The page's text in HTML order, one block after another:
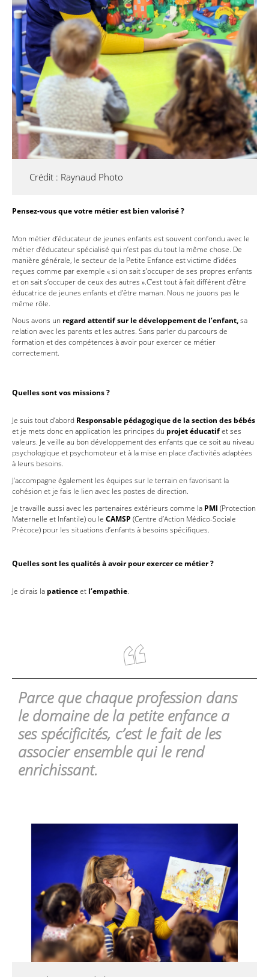
Crédit : Raynaud Photo
Pensez-vous que votre métier est bien valorisé ?
Mon métier d’éducateur de jeunes enfants est souvent confondu avec le
métier d’éducateur spécialisé qui n’est pas du tout la même chose. De
manière générale, le secteur de la Petite Enfance est victime d’idées
reçues comme par exemple « si on sait s’occuper de ses propres enfants
et on sait s’occuper de ceux des autres ».C’est tout à fait différent d’être
éducatrice de jeunes enfants et d’être maman. Nous ne jouons pas le
même rôle.
Nous avons un regard attentif sur le développement de l’enfant,sa
relation avec les parents et les autres. Sans parler du parcours de
formation et des compétences à avoir pour exercer ce métier
correctement.
Quelles sont vos missions ?
Je suis tout d’abord Responsable pédagogique de la section des bébés
et je mets donc en application les principes du projet éducatifet ses
valeurs. Je veille au bon développement des enfants que ce soit au niveau
psychologique et psychomoteur et à la mise en place d’activités adaptées
à leurs besoins.
J’accompagne également les équipes sur le terrain en favorisant la
cohésion et je fais le lien avec les postes de direction.
Je travaille aussi avec les partenaires extérieurs comme la PMI (Protection
Maternelle et Infantile) ou le CAMSP (Centre d’Action Médico-Sociale
Précoce) pour les situations d’enfants à besoins spécifiques.
Quelles sont les qualités à avoir pour exercer ce métier ?
Je dirais la patienceet l’empathie.
Parce que chaque profession dans
le domaine de la petite enfance a
ses spécificités, c’est le fait de les
associer ensemble qui le rend
enrichissant.